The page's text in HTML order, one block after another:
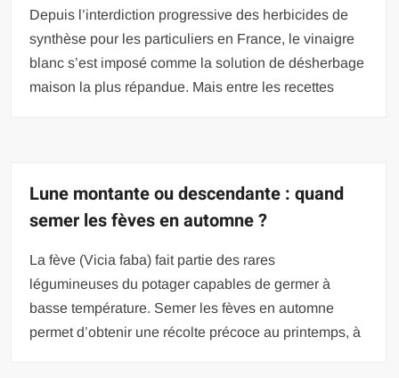
Depuis l’interdiction progressive des herbicides de
synthèse pour les particuliers en France, le vinaigre
blanc s’est imposé comme la solution de désherbage
maison la plus répandue. Mais entre les recettes
Lune montante ou descendante : quand
semer les fèves en automne ?
La fève (Vicia faba) fait partie des rares
légumineuses du potager capables de germer à
basse température. Semer les fèves en automne
permet d’obtenir une récolte précoce au printemps, à